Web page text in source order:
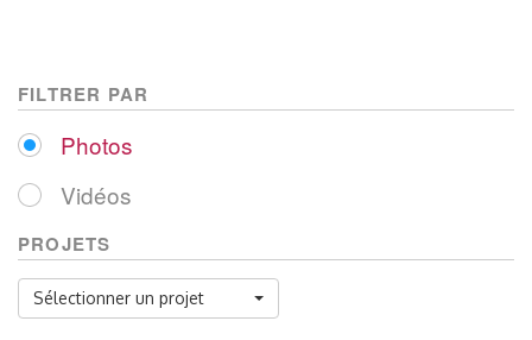
FILTRER PAR
Photos
Vidéos
PROJETS
Sélectionner un projet